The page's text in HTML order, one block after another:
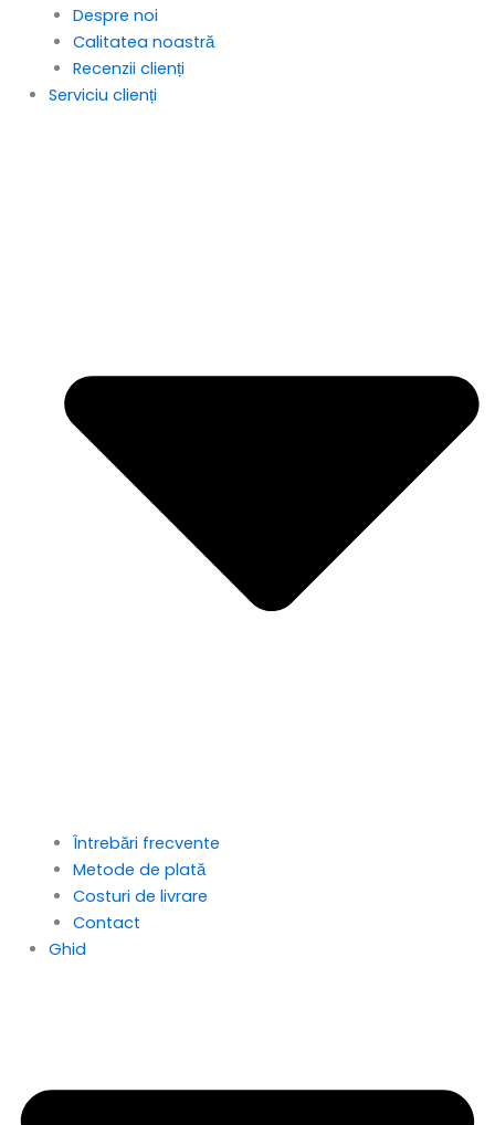
Despre noi
Calitatea noastră
Recenzii clienți
Serviciu clienți
Întrebări frecvente
Metode de plată
Costuri de livrare
Contact
Ghid